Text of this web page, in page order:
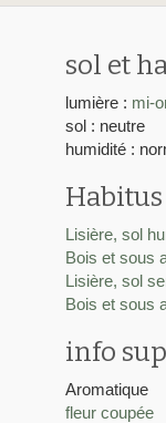
sol et
lumière : mi-
sol : neutre
humidité :
Habitus
Lisière, sol
Bois et sous
Lisière, sol
Bois et sous
info
Aromatique
fleur coupée